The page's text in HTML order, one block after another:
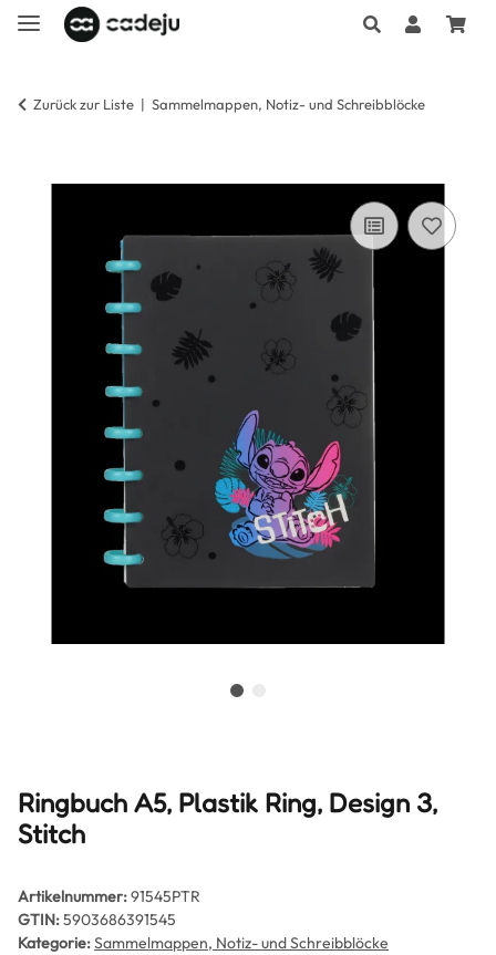
Zurück zur Liste Sammelmappen, Notiz- und Schreibblöcke
Ringbuch A5, Plastik Ring, Design 3,
Stitch
Artikelnummer:91545PTR
GTIN:5903686391545
Kategorie:Sammelmappen, Notiz- und Schreibblöcke